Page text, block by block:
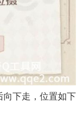
下走，位置如下